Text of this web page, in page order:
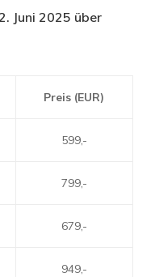
Juni 2025 über
Preis (EUR)
599,-
799,-
679,-
949,-